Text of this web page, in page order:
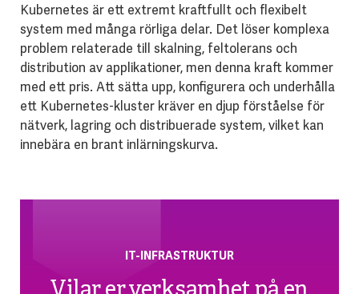
Kubernetes är ett extremt kraftfullt och flexibelt
system med många rörliga delar. Det löser komplexa
problem relaterade till skalning, feltolerans och
distribution av applikationer, men denna kraft kommer
med ett pris. Att sätta upp, konfigurera och underhålla
ett Kubernetes-kluster kräver en djup förståelse för
nätverk, lagring och distribuerade system, vilket kan
innebära en brant inlärningskurva.
IT-INFRASTRUKTUR